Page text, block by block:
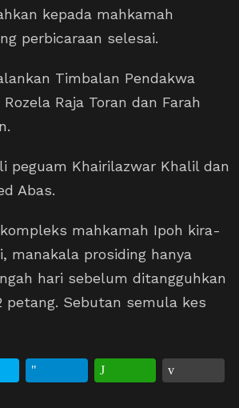
kepada mahkamah
perbicaraan selesai.
Timbalan Pendakwa
Raja Toran dan Farah
peguam Khairilazwar Khalil dan
Abas.
mahkamah Ipoh kira-
manakala prosiding hanya
hari sebelum ditangguhkan
Sebutan semula kes